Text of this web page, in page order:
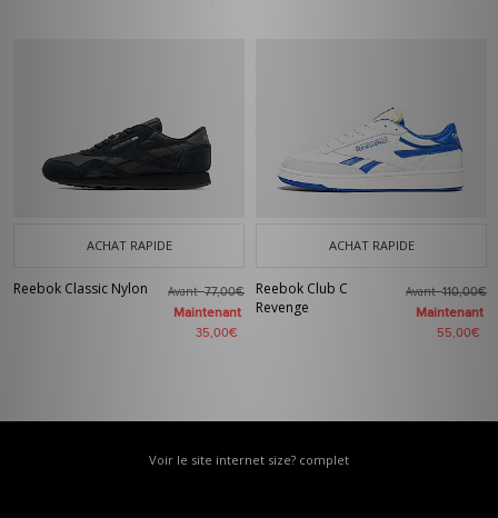
ACHAT RAPIDE
Reebok Classic Nylon Avant77,00€
Maintenant
35,00€
ACHAT RAPIDE
Reebok Club C
Revenge
Avant110,00€
Maintenant
55,00€
Voir le site internet size? complet